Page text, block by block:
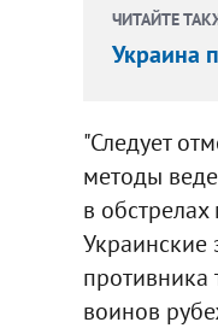
ЧИТАЙТЕ
Украина
"Следует
методы
в
Украинские
противника
воинов